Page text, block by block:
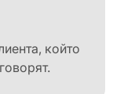
който